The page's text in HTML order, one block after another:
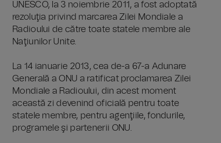
UNESCO, la 3 noiembrie 2011, a fost adoptată
rezoluţia privind marcarea Zilei Mondiale a
Radioului de către toate statele membre ale
Naţiunilor Unite.
La 14 ianuarie 2013, cea de-a 67-a Adunare
Generală a ONU a ratificat proclamarea Zilei
Mondiale a Radioului, din acest moment
această zi devenind oficială pentru toate
statele membre, pentru agenţiile, fondurile,
programele şi partenerii ONU.